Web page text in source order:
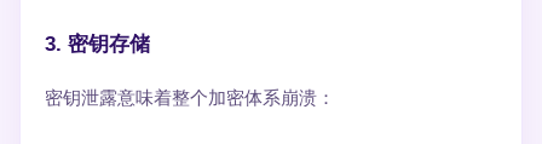
3. 密钥存储
密钥泄露意味着整个加密体系崩溃：